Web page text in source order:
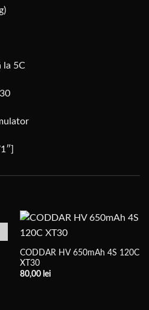
la 5C
CODDAR HV 650mAh 4S 120C
XT30
80,00 lei